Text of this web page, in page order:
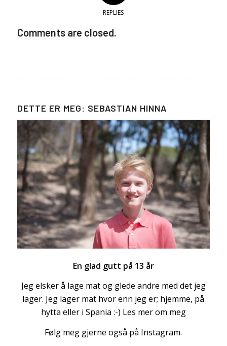
REPLIES
Comments are closed.
DETTE ER MEG: SEBASTIAN HINNA
En glad gutt på 13 år
Jeg elsker å lage mat og glede andre med det jeg
lager. Jeg lager mat hvor enn jeg er; hjemme, på
hytta eller i Spania :-) Les mer om meg
Følg meg gjerne også på Instagram.